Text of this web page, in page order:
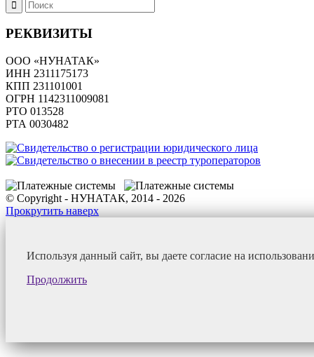
РЕКВИЗИТЫ
ООО «НУНАТАК»
ИНН 2311175173
КПП 231101001
ОГРН 1142311009081
PTO 013528
РТА 0030482
© Copyright - НУНАТАК, 2014 - 2026
Прокрутить наверх
Используя данный сайт, вы даете согласие на
Продолжить